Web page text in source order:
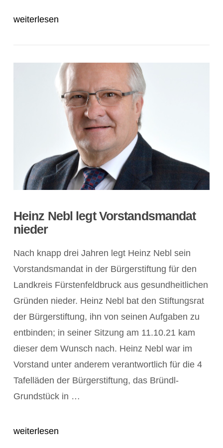
weiterlesen
POST ANZEIGEN
Heinz Nebl legt Vorstandsmandat
nieder
Nach knapp drei Jahren legt Heinz Nebl sein
Vorstandsmandat in der Bürgerstiftung für den
Landkreis Fürstenfeldbruck aus gesundheitlichen
Gründen nieder. Heinz Nebl bat den Stiftungsrat
der Bürgerstiftung, ihn von seinen Aufgaben zu
entbinden; in seiner Sitzung am 11.10.21 kam
dieser dem Wunsch nach. Heinz Nebl war im
Vorstand unter anderem verantwortlich für die 4
Tafelläden der Bürgerstiftung, das Bründl-
Grundstück in …
weiterlesen